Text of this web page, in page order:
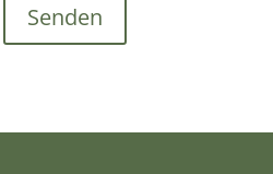
Senden